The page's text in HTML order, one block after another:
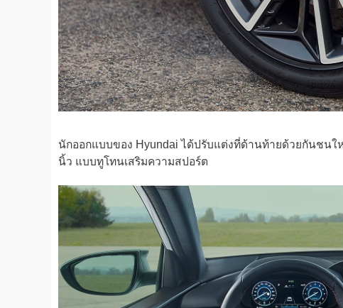
นักออกแบบของ Hyundai ได้ปรับแต่งที่ด้านท้ายด้วยกันชน
นิ้ว แบบทูโทนเสริมความสปอร์ต